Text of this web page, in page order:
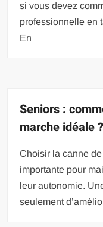
si vous devez
professionnelle en
En
Seniors :
marche idéale ?
Choisir la canne
importante pour
leur autonomie.
seulement